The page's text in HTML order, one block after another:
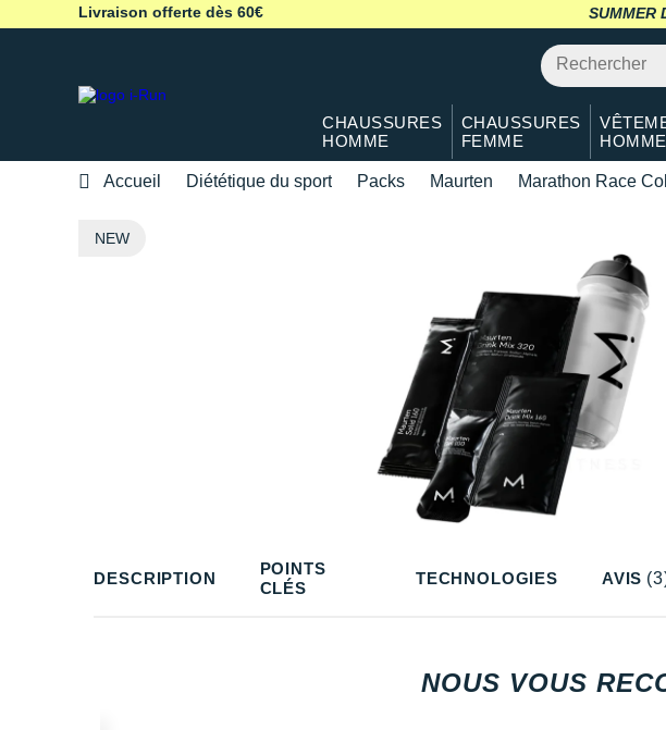
Livraison offerte dès 60€ SUMMER
CHAUSSURES
HOMME
CHAUSSURES
FEMME
HOMME
Accueil Diététique du sport Packs Maurten Marathon Race
NEW
DESCRIPTION
POINTS
CLÉS
TECHNOLOGIES AVIS
NOUS VOUS